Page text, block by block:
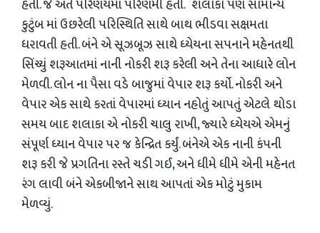
હતી. જે અંતે પરિણયમાં પરિણમી હતી. શલાકા પણ સામાન્ય
કુટુંબ માં ઉછરેલી પરિસ્થિતિ સાથે બાથ ભીડવા સક્ષમતા
ધરાવતી હતી. બંને એ સૂઝબૂઝ સાથે ધ્યેયના સપનાને મહેનતથી
સિંચ્યું શરૂઆતમાં નાની નોકરી શરૂ કરેલી અને તેના આધારે લોન
મેળવી. લોન ના પૈસા વડે બાજુમાં વેપાર શરૂ કર્યો. નોકરી અને
વેપાર એક સાથે કરતાં વેપારમાં ધ્યાન નહોતું આપતું એટલે થોડા
સમય બાદ શલાકા એ નોકરી ચાલુ રાખી, જ્યારે ધ્યેયએ એમનું
સંપૂર્ણ ધ્યાન વેપાર પર જ કેન્દ્રિત કર્યું. બંનેએ એક નાની કંપની
શરૂ કરી જે પ્રગતિના રસ્તે ચડી ગઈ, અને ધીમે ધીમે એની મહેનત
રંગ લાવી બંને એકબીજાને સાથ આપતાં એક મોટું મુકામ
મેળવ્યું.